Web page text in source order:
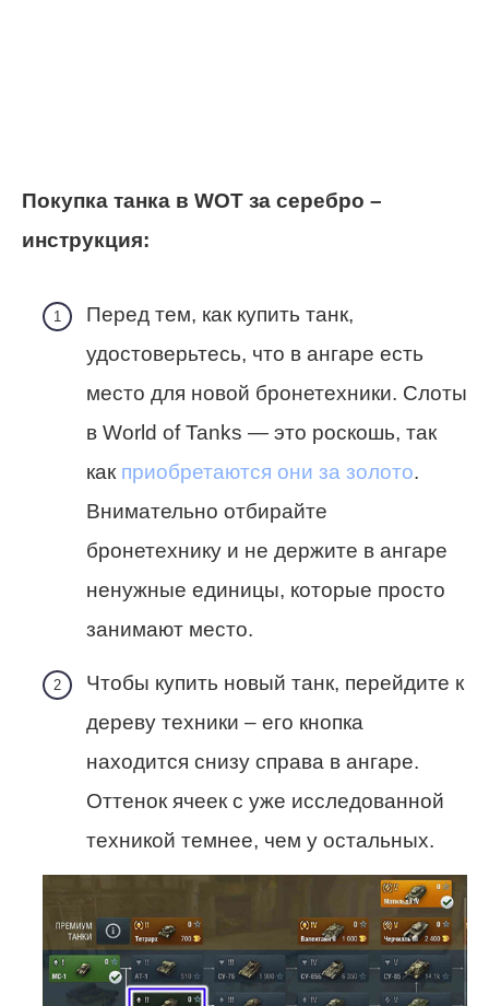
Покупка танка в WOT за серебро –
инструкция:
Перед тем, как купить танк,
удостоверьтесь, что в ангаре есть
место для новой бронетехники. Слоты
в World of Tanks — это роскошь, так
как приобретаются они за золото.
Внимательно отбирайте
бронетехнику и не держите в ангаре
ненужные единицы, которые просто
занимают место.
Чтобы купить новый танк, перейдите к
дереву техники – его кнопка
находится снизу справа в ангаре.
Оттенок ячеек с уже исследованной
техникой темнее, чем у остальных.